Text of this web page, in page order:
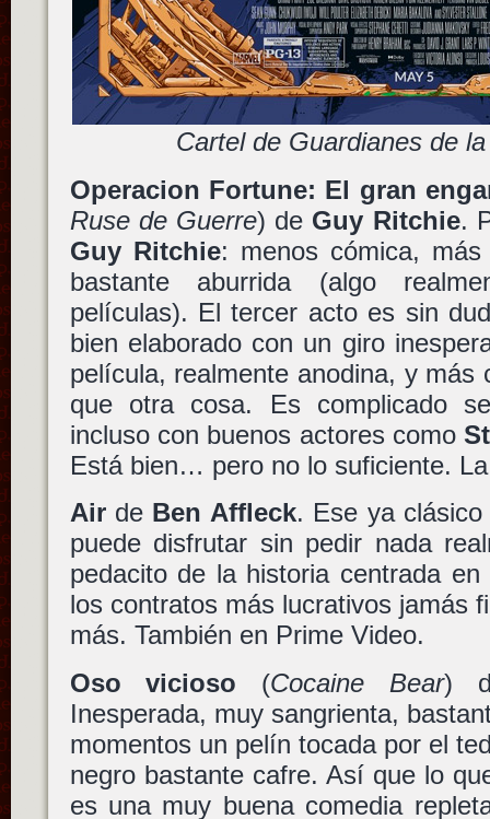
Cartel de Guardianes de
Operacion Fortune: El gran
Ruse de Guerre) de Guy Ritchie.
Guy Ritchie: menos cómica,
bastante aburrida (algo
películas). El tercer acto es sin
bien elaborado con un giro
película, realmente anodina, y más
que otra cosa. Es complicado
incluso con buenos actores como
Está bien… pero no lo suficiente.
Airde Ben Affleck. Ese ya
puede disfrutar sin pedir nada
pedacito de la historia centrada
los contratos más lucrativos jamás
más. También en Prime Video.
Oso vicioso (Cocaine Bear)
Inesperada, muy sangrienta,
momentos un pelín tocada por el
negro bastante cafre. Así que lo
es una muy buena comedia